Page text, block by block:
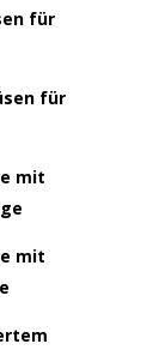
für
für
mit
mit